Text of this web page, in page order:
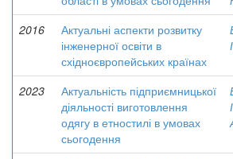
2016
Актуальні аспекти розвитку
інженерної освіти в
східноєвропейських країнах
2023
Актуальність підприємницької
діяльності виготовлення
одягу в етностилі в умовах
сьогодення